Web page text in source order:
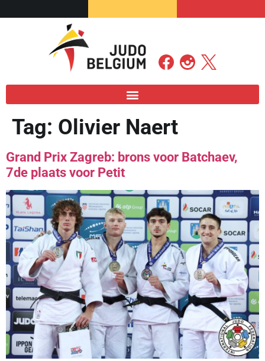
Tag: Olivier Naert
Grand Prix Zagreb: brons voor Batchaev,
7de plaats voor Petit